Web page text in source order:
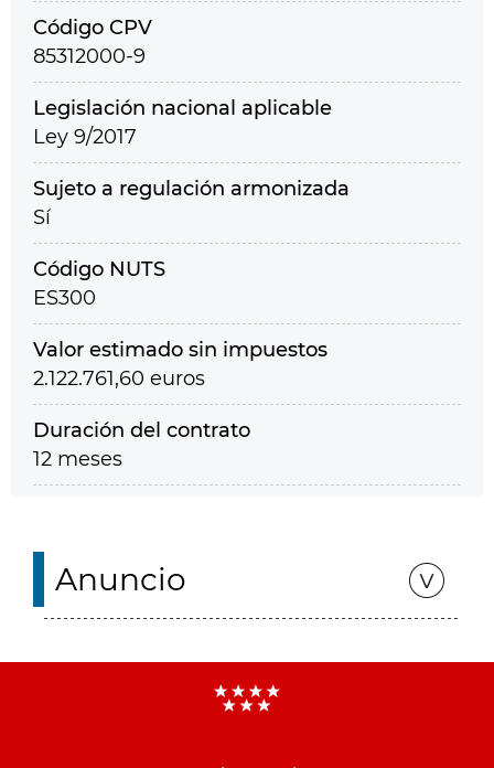
Código CPV
85312000-9
Legislación nacional aplicable
Ley 9/2017
Sujeto a regulación armonizada
Sí
Código NUTS
ES300
Valor estimado sin impuestos
2.122.761,60 euros
Duración del contrato
12 meses
Anuncio